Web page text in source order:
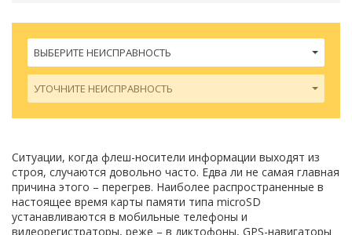
ВЫБЕРИТЕ НЕИСПРАВНОСТЬ
УТОЧНИТЕ НЕИСПРАВНОСТЬ
Ситуации, когда флеш-носители информации выходят из
строя, случаются довольно часто. Едва ли не самая главная
причина этого – перегрев. Наиболее распространенные в
настоящее время карты памяти типа microSD
устанавливаются в мобильные телефоны и
видеорегистраторы, реже – в диктофоны, GPS-навигаторы